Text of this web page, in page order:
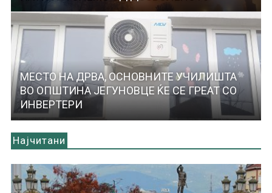
МЕСТО НА ДРВА, ОСНОВНИТЕ УЧИЛИШТА
ВО ОПШТИНА ЈЕГУНОВЦЕ ЌЕ СЕ ГРЕАТ СО
ИНВЕРТЕРИ
Најчитани